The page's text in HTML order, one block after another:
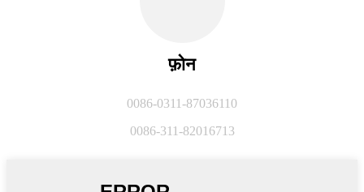
फ़ोन
0086-0311-87036110
0086-311-82016713